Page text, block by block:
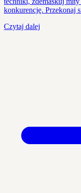
konkurencję. Przekonaj
Czytaj dalej